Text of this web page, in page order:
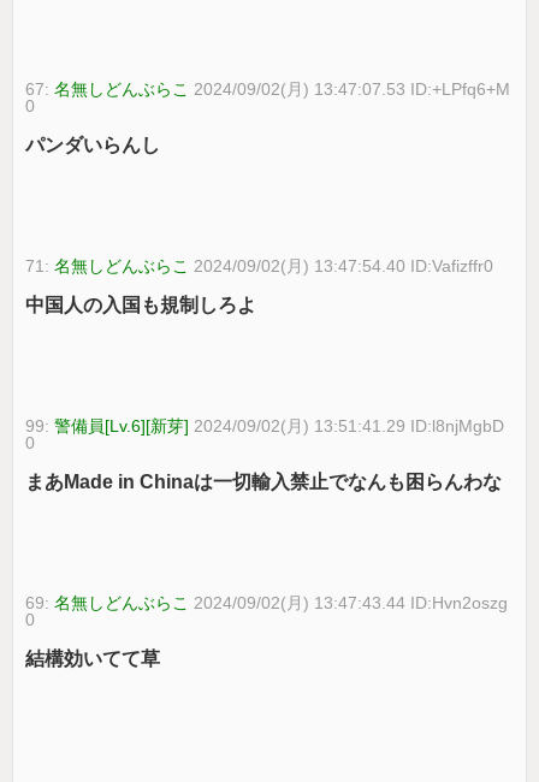
67:名無しどんぶらこ 2024/09/02(月) 13:47:07.53 ID:+LPfq6+M
0
パンダいらんし
71:名無しどんぶらこ 2024/09/02(月) 13:47:54.40 ID:Vafizffr0
中国人の入国も規制しろよ
99:警備員[Lv.6][新芽] 2024/09/02(月) 13:51:41.29 ID:l8njMgbD
0
まあMade in Chinaは一切輸入禁止でなんも困らんわな
69:名無しどんぶらこ 2024/09/02(月) 13:47:43.44 ID:Hvn2oszg
0
結構効いてて草